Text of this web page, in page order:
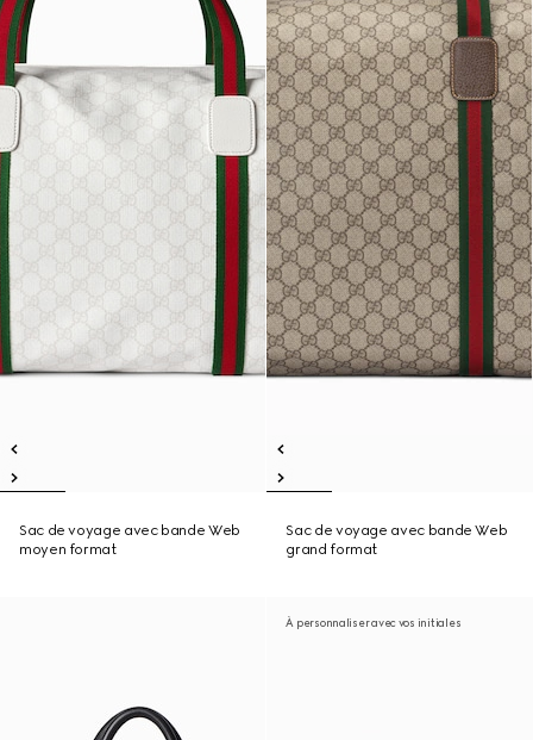
Sac de voyage avec bande Web
moyen format
Sac de voyage avec bande Web
grand format
À personnaliser avec vos initiales